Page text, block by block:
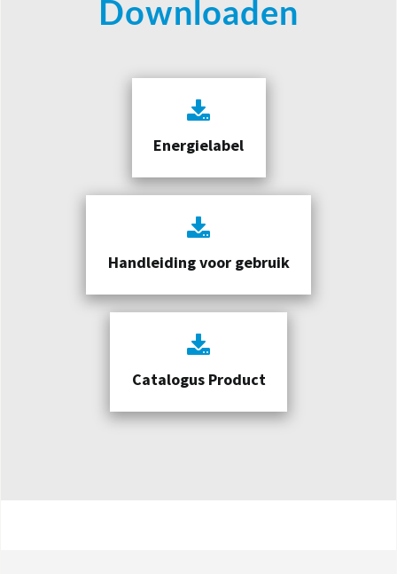
Downloaden
Energielabel
Handleiding voor gebruik
Catalogus Product